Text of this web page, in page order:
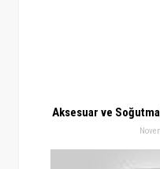
Aksesuar ve